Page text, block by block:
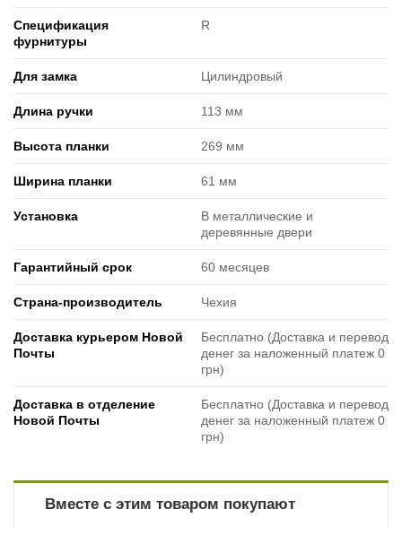
Спецификация
фурнитуры
R
Для замка Цилиндровый
Длина ручки 113 мм
Высота планки 269 мм
Ширина планки 61 мм
Установка
В металлические и
деревянные двери
Гарантийный срок 60 месяцев
Страна-производитель Чехия
Доставка курьером Новой
Почты
Бесплатно (Доставка и перевод
денег за наложенный платеж 0
грн)
Доставка в отделение
Новой Почты
Бесплатно (Доставка и перевод
денег за наложенный платеж 0
грн)
Вместе с этим товаром покупают